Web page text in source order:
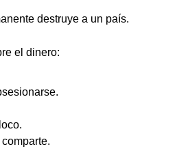
destruye a un país.
el dinero: